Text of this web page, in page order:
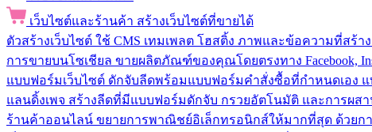
เว็บไซต์และร้านค้า สร้างเว็บไซต์ที่ขายได้
ตัวสร้างเว็บไซต์ ใช้ CMS เทมเพลต โฮสติ้ง ภาพและข้อความที่สร้า
การขายบนโซเชียล ขายผลิตภัณฑ์ของคุณโดยตรงทาง Facebook,
แบบฟอร์มเว็บไซต์ ดักจับลีดพร้อมแบบฟอร์มคำสั่งซื้อที่กำหนดเอง
แลนดิ้งเพจ สร้างลีดที่มีแบบฟอร์มดักจับ กรวยอัตโนมัติ และการผสา
ร้านค้าออนไลน์ ขยายการพาณิชย์อิเล็กทรอนิกส์ให้มากที่สุด ด้วยก